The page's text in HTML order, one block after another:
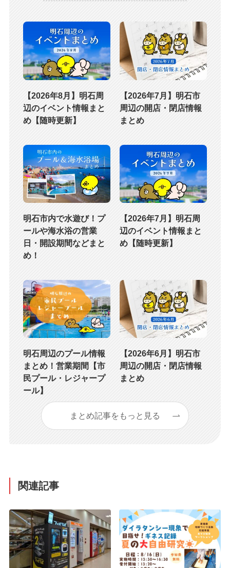
【2026年8月】明石周
辺のイベント情報まと
め【随時更新】
【2026年7月】明石市
周辺の開店・閉店情報
まとめ
明石市内で水遊び！プ
ールや海水浴の営業
日・開設期間などまと
め！
【2026年7月】明石周
辺のイベント情報まと
め【随時更新】
明石周辺のプール情報
まとめ！営業期間【市
民プール・レジャープ
ール】
【2026年6月】明石市
周辺の開店・閉店情報
まとめ
まとめ記事をもっと見る
関連記事